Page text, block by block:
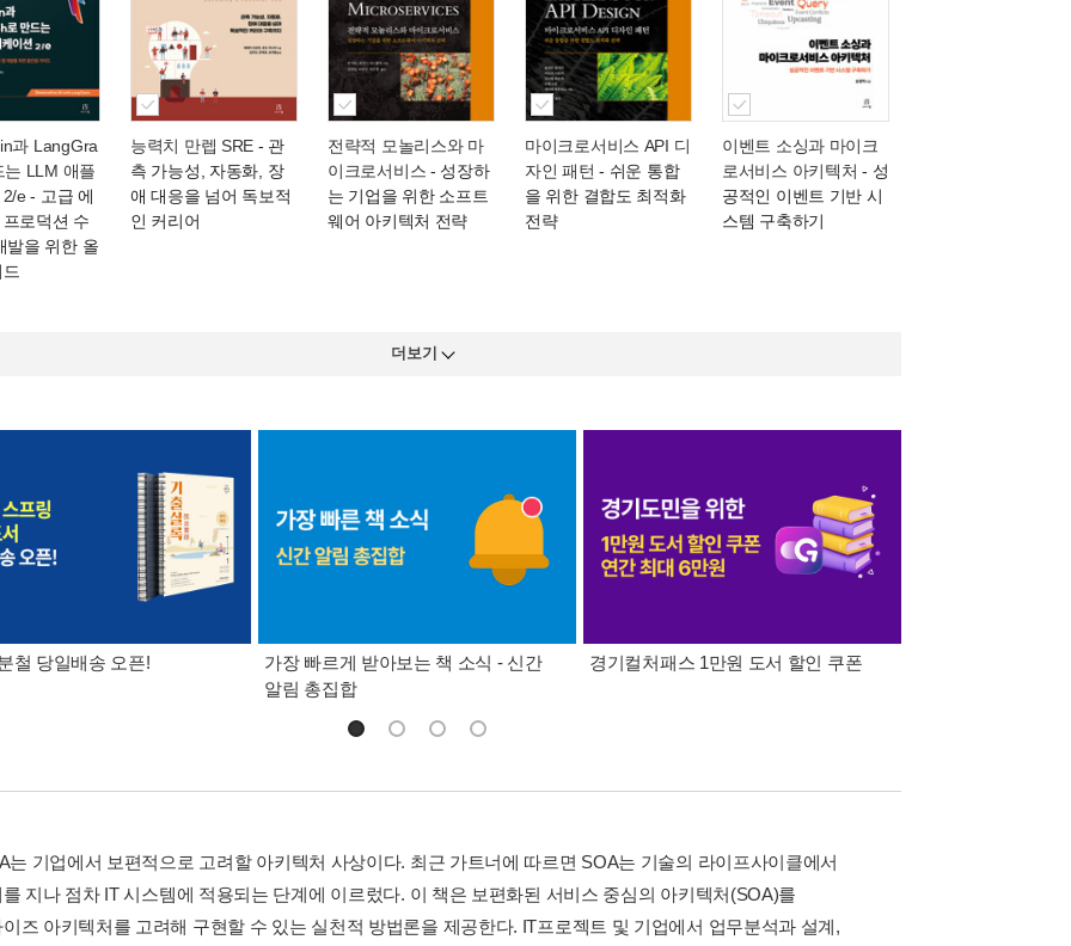
과 LangGra
는 LLM 애플
2/e- 고급 에
로덕션 수
발을 위한 올
능력치 만렙 SRE - 관
측 가능성, 자동화, 장
애 대응을 넘어 독보적
인 커리어
전략적 모놀리스와 마
이크로서비스 - 성장하
는 기업을 위한 소프트
웨어 아키텍처 전략
마이크로서비스 API 디
자인 패턴 - 쉬운 통합
을 위한 결합도 최적화
전략
이벤트 소싱과 마이크
로서비스 아키텍처 - 성
공적인 이벤트 기반 시
스템 구축하기
더보기
철 당일배송 오픈!
가장 빠르게 받아보는 책 소식 - 신간
알림 총집합
경기컬처패스 1만원 도서 할인 쿠폰
는 기업에서 보편적으로 고려할 아키텍처 사상이다. 최근 가트너에 따르면 SOA는 기술의 라이프사이클에서
지나 점차 IT 시스템에 적용되는 단계에 이르렀다. 이 책은 보편화된 서비스 중심의 아키텍처(SOA)를
즈 아키텍처를 고려해 구현할 수 있는 실천적 방법론을 제공한다. IT프로젝트 및 기업에서 업무분석과 설계,